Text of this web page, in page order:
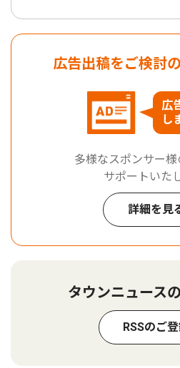
広告出稿をご検討
広
し
多様なスポンサー
サポートいた
詳細を見
タウンニュース
RSSのご